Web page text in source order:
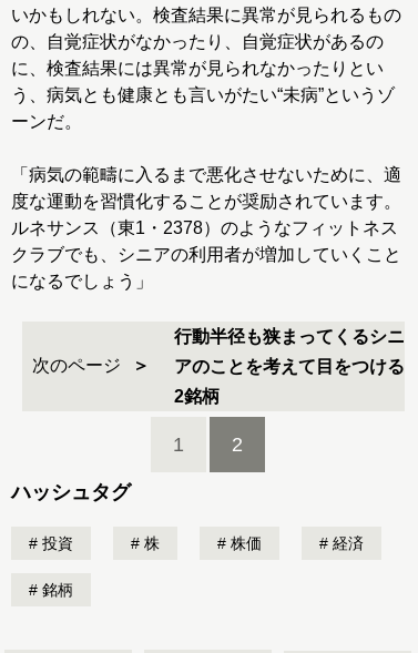
いかもしれない。検査結果に異常が見られるもの
の、自覚症状がなかったり、自覚症状があるの
に、検査結果には異常が見られなかったりとい
う、病気とも健康とも言いがたい“未病”というゾ
ーンだ。
「病気の範疇に入るまで悪化させないために、適
度な運動を習慣化することが奨励されています。
ルネサンス（東1・2378）のようなフィットネス
クラブでも、シニアの利用者が増加していくこと
になるでしょう」
次のページ
行動半径も狭まってくるシニ
アのことを考えて目をつける
2銘柄
1 2
ハッシュタグ
投資 株 株価 経済
銘柄